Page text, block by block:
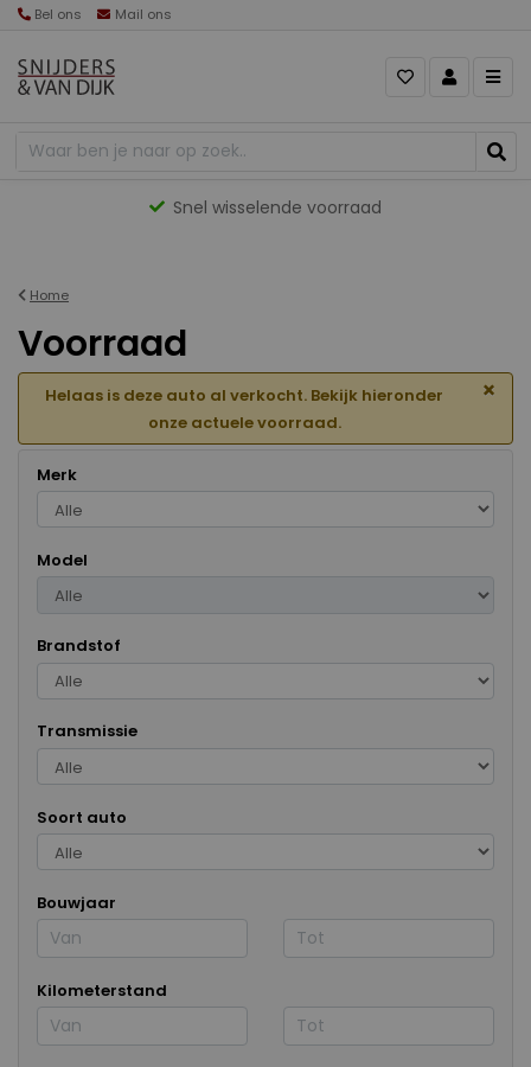
Bel ons Mail ons
Gevarieerd aanbod
Home
Voorraad
Helaas is deze auto al verkocht. Bekijk hieronder
onze actuele voorraad.
×
Merk
Model
Brandstof
Transmissie
Soort auto
Bouwjaar
Kilometerstand